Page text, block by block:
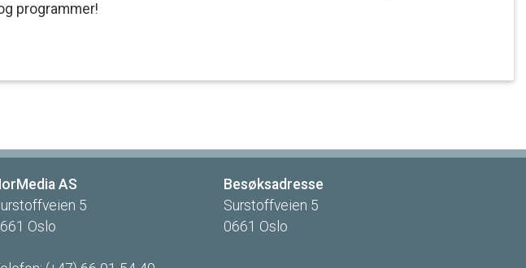
programmer!
AS
5
Oslo
Besøksadresse
Surstoffveien 5
0661 Oslo